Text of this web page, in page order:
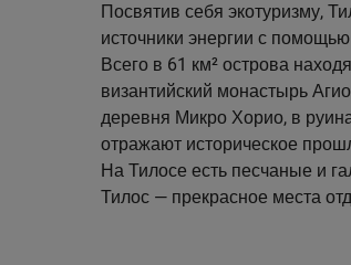
Посвятив себя экотуризму,
источники энергии с
Всего в 61 км² острова
византийский монастырь
деревня Микро Хорио, в
отражают историческое
На Тилосе есть песчаные и
Тилос — прекрасное места